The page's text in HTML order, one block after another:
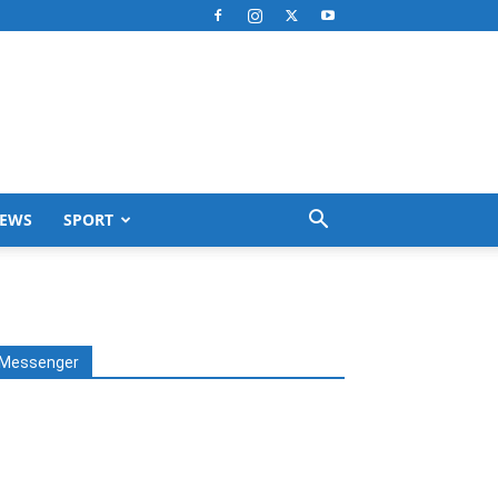
SPORT
Messenger